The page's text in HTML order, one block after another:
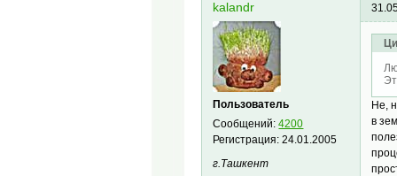
kalandr
Пользователь
Сообщений:4200
Регистрация:24.01.2005
г.Ташкент
Не,
в